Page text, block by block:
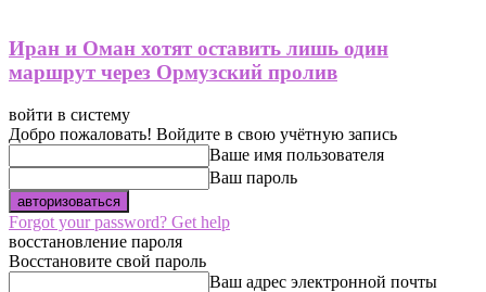
Иран и Оман хотят оставить лишь один
маршрут через Ормузский пролив
войти в систему
Добро пожаловать! Войдите в свою учётную запись
Ваше имя пользователя
Ваш пароль
Forgot your password? Get help
восстановление пароля
Восстановите свой пароль
Ваш адрес электронной почты